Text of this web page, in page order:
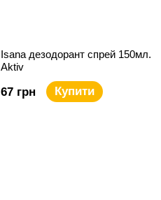
Isana дезодорант спрей 150мл.
Aktiv
67 грн Купити